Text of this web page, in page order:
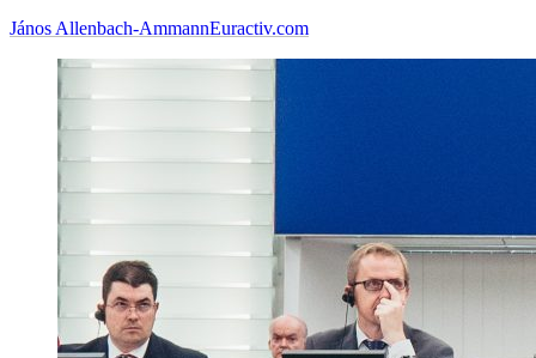
János Allenbach-AmmannEuractiv.com